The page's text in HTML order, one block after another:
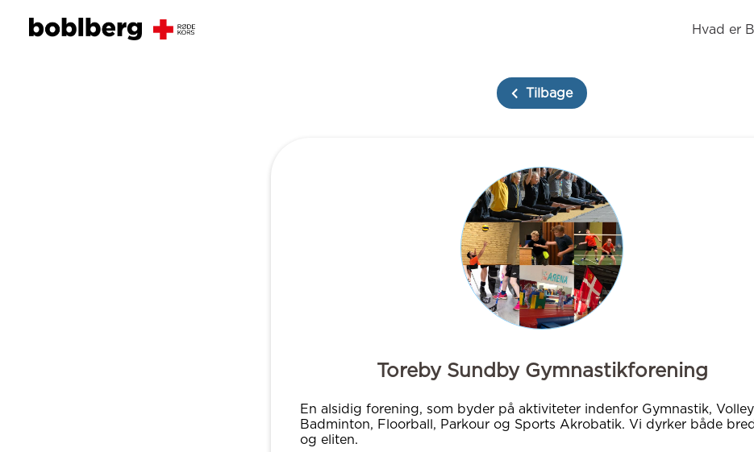
Hvad er
Tilbage
Toreby Sundby Gymnastikforening
En alsidig forening, som byder på aktiviteter indenfor Gymnastik,
Badminton, Floorball, Parkour og Sports Akrobatik. Vi dyrker både
og eliten.